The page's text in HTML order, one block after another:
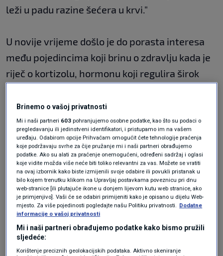
leži u padu razine šećera u krvi."
U novije vrijeme došlo je do porasta interesa
među pojedincima koji brinu o zdravlju kada je
riječ o kortizolu, hormonu koji regulira širok
glukoze u krvi, navodiMirror
Stručnjak za spavanjeDave Gibsonrekao je da
iako je Aspereyev savjet "činjenično točan",
postoji "više mehanizama.
Dodao je i kako bi kortizol "trebao početi rasti
oko 3 ujutro kao dio našeg prirodnog ciklusa
buđenja."
"Arhitektura ljudskog sna sastoji se od
Brinemo o vašoj privatnosti
Mi i naši partneri 603 pohranjujemo osobne podatke, kao što su podaci o
pregledavanju ili jedinstveni identifikatori, i pristupamo im na vašem
uređaju. Odabirom opcije Prihvaćam omogućit ćete tehnologije praćenja
koje podržavaju svrhe za čije pružanje mi i naši partneri obrađujemo
podatke. Ako su alati za praćenje onemogućeni, određeni sadržaj i oglasi
koje vidite možda više neće biti toliko relevantni za vas. Možete se vratiti
na ovaj izbornik kako biste izmijenili svoje odabire ili povukli pristanak u
bilo kojem trenutku klikom na Upravljaj postavkama poveznicu pri dnu
web-stranice [ili plutajuće ikone u donjem lijevom kutu web stranice, ako
je primjenjivo]. Vaši će se odabiri primijeniti kako je opisano u dijelu Web-
mjesto. Za više pojedinosti pogledajte našu Politiku privatnosti.
Dodatne
informacije o vašoj privatnosti
Mi i naši partneri obrađujemo podatke kako bismo pružili
sljedeće:
Korištenje preciznih geolokacijskih podataka. Aktivno skeniranje